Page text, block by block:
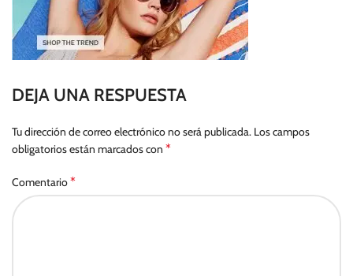
DEJA UNA RESPUESTA
Tu dirección de correo electrónico no será publicada. Los campos
obligatorios están marcados con *
Comentario*